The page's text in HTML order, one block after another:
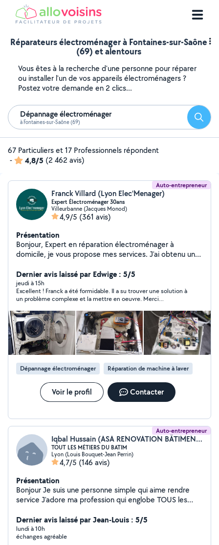
Réparateurs électroménager à Fontaines-sur-Saône
(69) et alentours
Vous êtes à la recherche d'une personne pour réparer
ou installer l'un de vos appareils électroménagers ?
Postez votre demande en 2 clics...
Dépannage électroménager
à Fontaines-sur-Saône (69)
67 Particuliers et 17 Professionnels répondent
-
4,8/5 (2 462 avis)
Auto-entrepreneur
Franck Villard (Lyon Elec'Menager)
Expert Électroménager 30ans
Villeurbanne (Jacques Monod)
4,9/5 (361 avis)
Présentation
Bonjour, Expert en réparation électroménager à
domicile, je vous propose mes services. J'ai obtenu un
d'apprentissages alternés auprès d'un artisan en 1995.
Expertise/diagnostic et réparation sur tous types
d'appareils électroménager. Étant spécialisé et
expérimenté dans ce domaine, il m'arrive selon la
demande de réparer/modifier certaines pièces pour
remettre en état de marche vos appareils. Installation
appareils électroménager Remplacement joints de
hublots Déblocage tambour lave linge top ( portillon
ouvert en marche ) Je retire également tous corps
étrangers coincés entre la cuve et le tambour Inversion
sens portes réfrigérateurs * Un technicien
électroménager répare tout l'électroménager blanc (
lave linge , lave vaisselle, four, sèche linge etc... ) et brun
( tv ) Cordialement,
Dernier avis laissé par Edwige : 5/5
jeudi à 15h
Excellent ! Franck a été formidable. Il a su trouver une solution à
un problème complexe et la mettre en oeuvre. Merci
recommande très chaleureusement et retournerai vers lui en
cas d'autres pannes sur mon électroménager.
Dépannage électroménager Réparation de machine à laver
Voir le profil Contacter
Auto-entrepreneur
Iqbal Hussain (ASA RENOVATION BÂTIMENT)
TOUT LES MÉTIERS DU BATIM
Lyon (Louis Bouquet-Jean Perrin)
4,7/5 (146 avis)
Présentation
Bonjour Je suis une personne simple qui aime rendre
service J'adore ma profession qui englobe TOUS les
plus de 20 ans En passant par les choses les plus
simples aux plus complexes je saurais vous donner
entière satisfaction et bien plus encore Passionné
Dernier avis laissé par Jean-Louis : 5/5
lundi à 10h
échanges agréable